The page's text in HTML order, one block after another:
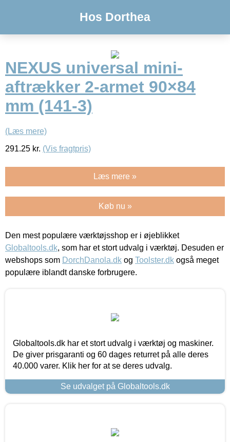
Hos Dorthea
NEXUS universal mini-
aftrækker 2-armet 90×84
mm (141-3)
(Læs mere)
291.25 kr. (Vis fragtpris)
Læs mere »
Køb nu »
Den mest populære værktøjsshop er i øjeblikket
Globaltools.dk, som har et stort udvalg i værktøj. Desuden er
webshops som DorchDanola.dk og Toolster.dk også meget
populære iblandt danske forbrugere.
Globaltools.dk har et stort udvalg i værktøj og maskiner.
De giver prisgaranti og 60 dages returret på alle deres
40.000 varer. Klik her for at se deres udvalg.
Se udvalget på Globaltools.dk